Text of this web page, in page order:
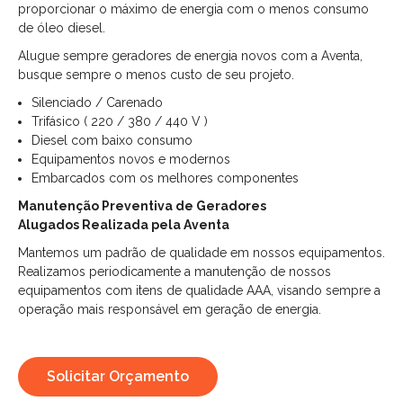
proporcionar o máximo de energia com o menos consumo
de óleo diesel.
Alugue sempre geradores de energia novos com a Aventa,
busque sempre o menos custo de seu projeto.
Silenciado / Carenado
Trifásico ( 220 / 380 / 440 V )
Diesel com baixo consumo
Equipamentos novos e modernos
Embarcados com os melhores componentes
Manutenção Preventiva de Geradores
Alugados Realizada pela Aventa
Mantemos um padrão de qualidade em nossos equipamentos.
Realizamos periodicamente a manutenção de nossos
equipamentos com itens de qualidade AAA, visando sempre a
operação mais responsável em geração de energia.
Solicitar Orçamento